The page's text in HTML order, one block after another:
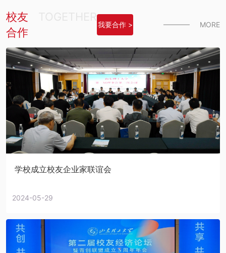
校友
合作
TOGETHER
我要合作 > MORE
学校成立校友企业家联谊会
2024-05-29